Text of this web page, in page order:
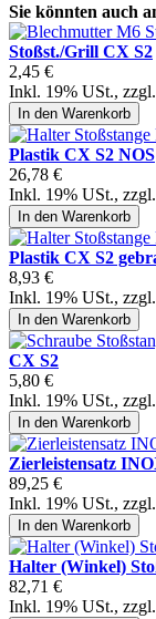
Sie könnten auch
Stoßst./Grill CX S2
2,45 €
Inkl. 19% USt., zzgl.
In den Warenkorb
Plastik CX S2 NOS
26,78 €
Inkl. 19% USt., zzgl.
In den Warenkorb
Plastik CX S2
8,93 €
Inkl. 19% USt., zzgl.
In den Warenkorb
CX S2
5,80 €
Inkl. 19% USt., zzgl.
In den Warenkorb
Zierleistensatz
89,25 €
Inkl. 19% USt., zzgl.
In den Warenkorb
Halter (Winkel)
82,71 €
Inkl. 19% USt., zzgl.